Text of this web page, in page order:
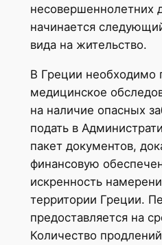
несовершеннолетних
начинается
вида на жительство.
В Греции необходимо
медицинское
на наличие опасных
подать в
пакет документов,
финансовую
искренность
территории Греции.
предоставляется на
Количество